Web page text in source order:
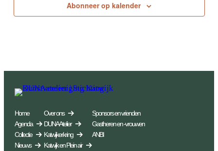
Abonneer op kalender
Home
Agenda
Collectie
Nieuws
Over ons
DUNA Atelier
Katwijkerkring
Katwijk en Plein air
Sponsors en vrienden
Gastheren en -vrouwen
ANBI